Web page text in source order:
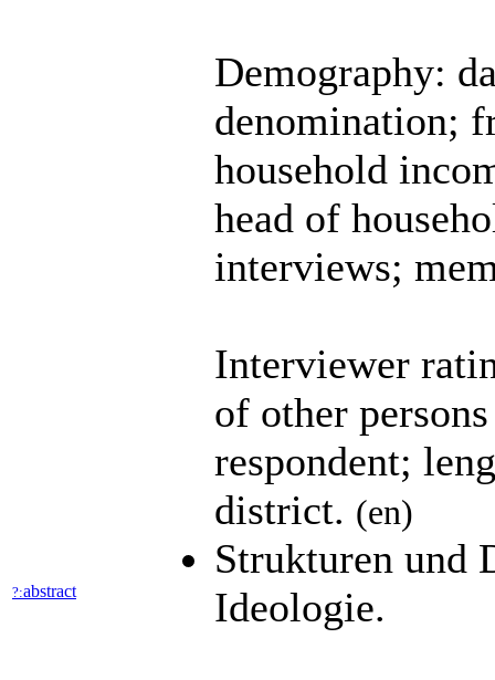
?:abstract
Demography:
denomination;
household
head of
interviews;
Interviewer
of other
respondent;
district. (en)
Strukturen und
Ideologie.